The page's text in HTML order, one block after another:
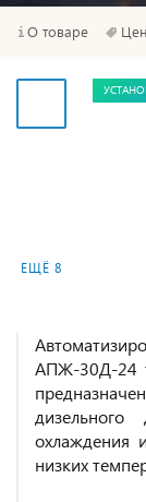
О товаре
ЕЩЁ 8
АПЖ-30Д-24
охлаждения
низких